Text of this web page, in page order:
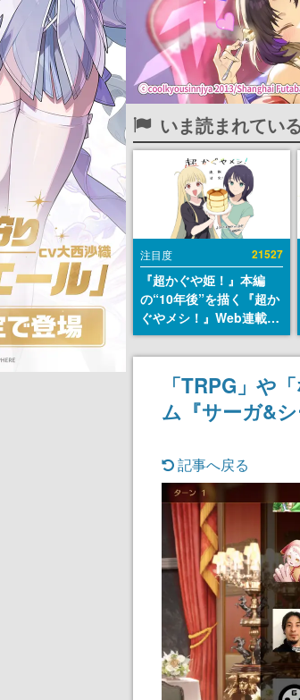
いま読まれてい
注目度 21527
『超かぐや姫！』本編
の“10年後”を描く『超か
ぐやメシ！』Web連載決
定。新たなWebマンガレ
ーベル「ビビビコミッ
ク」にて特別話が掲載ス
タート、あのお話には…
まだ続きがある！
「TRPG」や
ム『サーガ&
記事へ戻る